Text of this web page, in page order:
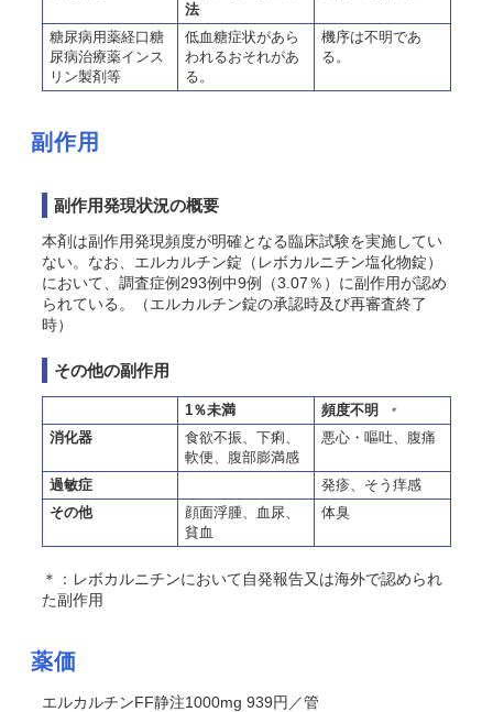
法
糖尿病用薬経口糖
尿病治療薬インス
リン製剤等
低血糖症状があら
われるおそれがあ
る。
機序は不明であ
る。
副作用
副作用発現状況の概要
本剤は副作用発現頻度が明確となる臨床試験を実施してい
ない。なお、エルカルチン錠（レボカルニチン塩化物錠）
において、調査症例293例中9例（3.07％）に副作用が認め
られている。（エルカルチン錠の承認時及び再審査終了
時）
その他の副作用
1％未満 頻度不明 ＊
消化器
食欲不振、下痢、
軟便、腹部膨満感
悪心・嘔吐、腹痛
過敏症 発疹、 そう 痒感
その他
顔面浮腫、血尿、
貧血
体臭
＊：レボカルニチンにおいて自発報告又は海外で認められ
た副作用
薬価
エルカルチンFF静注1000mg 939円／管